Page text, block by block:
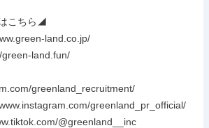
こちら◢
land.co.jp/
green-land.fun/
greenland_recruitment/
greenland_pr_official/
@greenland__inc